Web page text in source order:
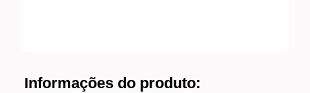
Informações do produto: